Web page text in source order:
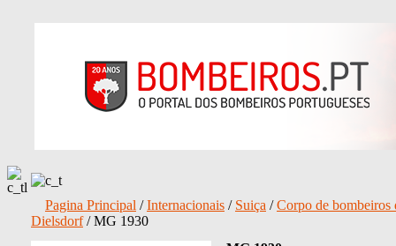
Pagina Principal /Internacionais / Suiça /Corpo de bombeiros
Dielsdorf/ MG 1930